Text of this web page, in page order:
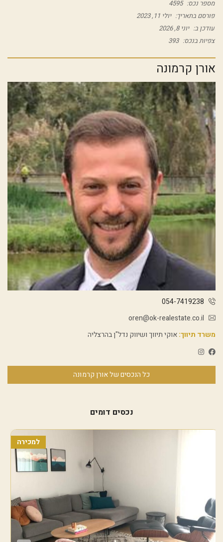
מספר נכס: 4595
פורסם בתאריך: יולי 11, 2023
עודכן ב: יוני 8, 2026
צפיות בנכס: 393
אורן קרמונה
054-7419238
oren@ok-realestate.co.il
משרד תיווך:אוקי תיווך ושיווק נדל"ן בהרצליה
כל הנכסים של אורן קרמונה
נכסים דומים
למכירה